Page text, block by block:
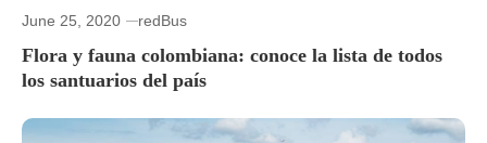
June 25, 2020 redBus
Flora y fauna colombiana: conoce la lista de todos
los santuarios del país